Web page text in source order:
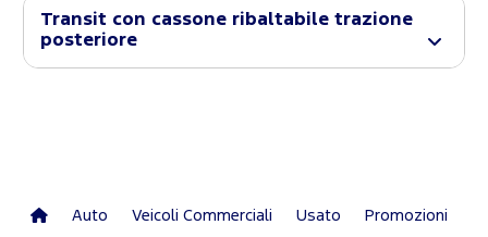
Transit con cassone ribaltabile trazione
posteriore
Auto Veicoli Commerciali Usato Promozioni